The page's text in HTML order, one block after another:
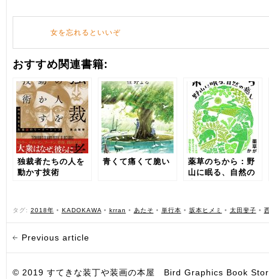
女を忘れるといいぞ
おすすめ関連書籍:
独裁者たちの人を
動かす技術
青くて痛くて脆い
薬草のちから：野
山に眠る、自然の
タグ: 2018年 • KADOKAWA • krran • あたそ • 単行本 • 坂本ヒメミ • 太田斐子 •
Previous article
© 2019 すてきな装丁や装画の本屋 Bird Graphics Book